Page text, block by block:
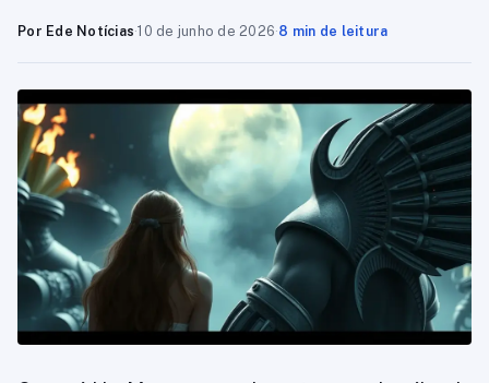
Por Ede Notícias·10 de junho de 2026·8 min de leitura